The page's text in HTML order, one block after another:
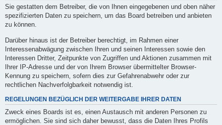
Sie gestatten dem Betreiber, die von Ihnen eingegebenen und oben näher
spezifizierten Daten zu speichern, um das Board betreiben und anbieten
zu können.
Darüber hinaus ist der Betreiber berechtigt, im Rahmen einer
Interessenabwägung zwischen Ihren und seinen Interessen sowie den
Interessen Dritter, Zeitpunkte von Zugriffen und Aktionen zusammen mit
Ihrer IP-Adresse und der von Ihrem Browser übermittelter Browser-
Kennung zu speichern, sofern dies zur Gefahrenabwehr oder zur
rechtlichen Nachverfolgbarkeit notwendig ist.
REGELUNGEN BEZÜGLICH DER WEITERGABE IHRER DATEN
Zweck eines Boards ist es, einen Austausch mit anderen Personen zu
ermöglichen. Sie sind sich daher bewusst, dass die Daten Ihres Profils